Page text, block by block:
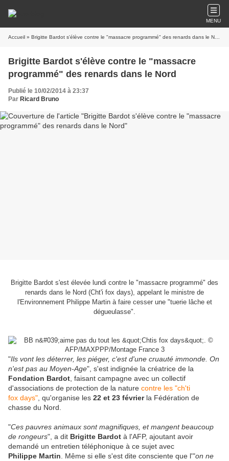
MENU
Accueil » Brigitte Bardot s'élève contre le "massacre programmé" des renards dans le Nord
Brigitte Bardot s'élève contre le "massacre
programmé" des renards dans le Nord
Publié le 10/02/2014 à 23:37
Par Ricard Bruno
Brigitte Bardot s'est élevée lundi contre le "massacre programmé" des
renards dans le Nord (Cht'i fox days), appelant le ministre de
l'Environnement Philippe Martin à faire cesser une "tuerie lâche et
dégueulasse".
"Ils vont les déterrer, les piéger, c'est d'une cruauté immonde. On
n'est pas au Moyen-Age", s'est indignée la créatrice de la
Fondation Bardot , faisant campagne avec un collectif
d'associations de protection de la nature contre les "ch'ti
fox days" , qu'organise les 22 et 23 févrierla Fédération de
chasse du Nord.
"Ces pauvres animaux sont magnifiques, et mangent beaucoup
de rongeurs", a dit Brigitte Bardot à l'AFP, ajoutant avoir
demandé un entretien téléphonique à ce sujet avec
Philippe Martin . Même si elle s'est dite consciente que l'"on ne